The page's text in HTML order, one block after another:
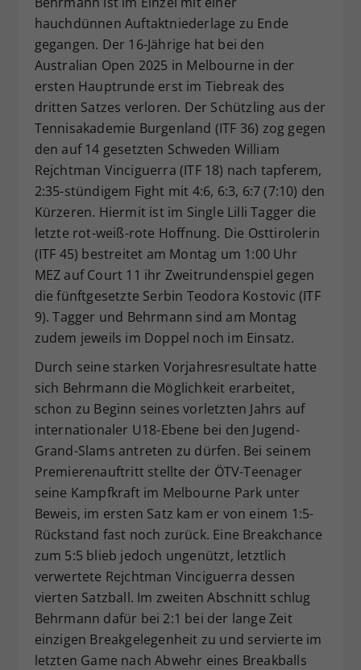
hauchdünnen Auftaktniederlage zu Ende
gegangen. Der 16-Jährige hat bei den
Australian Open 2025 in Melbourne in der
ersten Hauptrunde erst im Tiebreak des
dritten Satzes verloren. Der Schützling aus der
Tennisakademie Burgenland (ITF 36) zog gegen
den auf 14 gesetzten Schweden William
Rejchtman Vinciguerra (ITF 18) nach tapferem,
2:35-stündigem Fight mit 4:6, 6:3, 6:7 (7:10) den
Kürzeren. Hiermit ist im Single Lilli Tagger die
letzte rot-weiß-rote Hoffnung. Die Osttirolerin
(ITF 45) bestreitet am Montag um 1:00 Uhr
MEZ auf Court 11 ihr Zweitrundenspiel gegen
die fünftgesetzte Serbin Teodora Kostovic (ITF
9). Tagger und Behrmann sind am Montag
zudem jeweils im Doppel noch im Einsatz.
Durch seine starken Vorjahresresultate hatte
sich Behrmann die Möglichkeit erarbeitet,
schon zu Beginn seines vorletzten Jahrs auf
internationaler U18-Ebene bei den Jugend-
Grand-Slams antreten zu dürfen. Bei seinem
Premierenauftritt stellte der ÖTV-Teenager
seine Kampfkraft im Melbourne Park unter
Beweis, im ersten Satz kam er von einem 1:5-
Rückstand fast noch zurück. Eine Breakchance
zum 5:5 blieb jedoch ungenützt, letztlich
verwertete Rejchtman Vinciguerra dessen
vierten Satzball. Im zweiten Abschnitt schlug
Behrmann dafür bei 2:1 bei der lange Zeit
einzigen Breakgelegenheit zu und servierte im
letzten Game nach Abwehr eines Breakballs
Zweck
Dieser Wert speichert Ihre Consent-
Einstellungen. Unter anderem eine
zufällig generierte ID, für die
historische Speicherung Ihrer
vorgenommen Einstellungen, falls der
Webseiten-Betreiber dies eingestellt
hat.